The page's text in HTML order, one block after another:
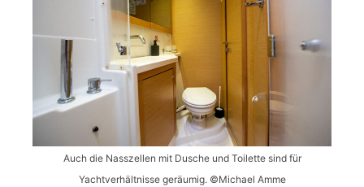
Auch die Nasszellen mit Dusche und Toilette sind für
Yachtverhältnisse geräumig. ©Michael Amme